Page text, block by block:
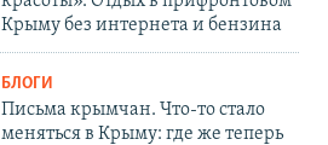
Крыму без интернета и бензина
БЛОГИ
Письма крымчан. Что-то стало
меняться в Крыму: где же теперь